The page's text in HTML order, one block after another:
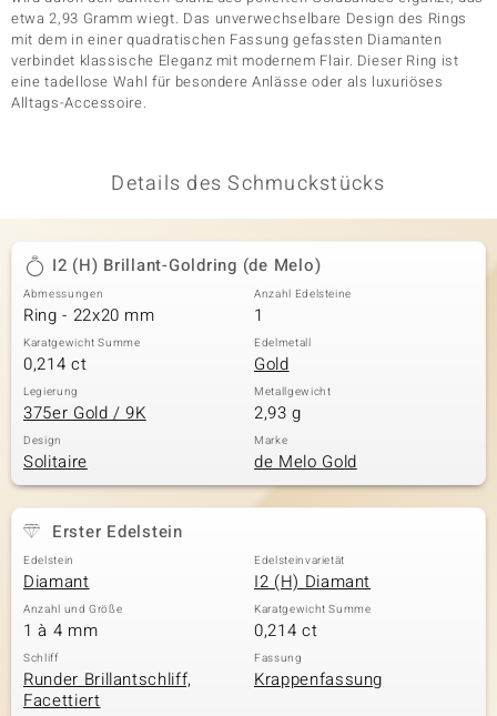
etwa 2,93 Gramm wiegt. Das unverwechselbare Design des Rings
mit dem in einer quadratischen Fassung gefassten Diamanten
verbindet klassische Eleganz mit modernem Flair. Dieser Ring ist
eine tadellose Wahl für besondere Anlässe oder als luxuriöses
Alltags-Accessoire.
Details des Schmuckstücks
I2 (H) Brillant-Goldring (de Melo)
Abmessungen
Ring - 22x20 mm
Anzahl Edelsteine
1
Karatgewicht Summe
0,214 ct
Edelmetall
Gold
Legierung
375er Gold / 9K
Metallgewicht
2,93 g
Design
Solitaire
Marke
de Melo Gold
Erster Edelstein
Edelstein
Diamant
Edelsteinvarietät
I2 (H) Diamant
Anzahl und Größe
1 à 4 mm
Karatgewicht Summe
0,214 ct
Schliff
Runder Brillantschliff,
Facettiert
Fassung
Krappenfassung